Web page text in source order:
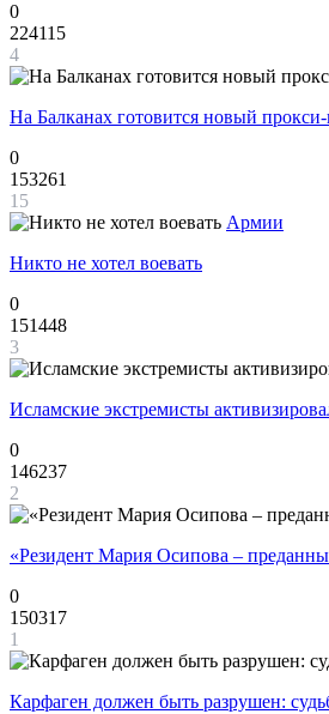
0
224115
4
На Балканах готовится новый
0
153261
15
Армии
Никто не хотел воевать
0
151448
3
Исламские экстремисты
0
146237
2
«Резидент Мария Осипова –
0
150317
1
Карфаген должен быть разрушен: